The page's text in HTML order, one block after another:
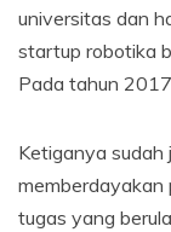
universitas dan
startup robotika
Pada tahun
Ketiganya sudah
memberdayakan
tugas yang